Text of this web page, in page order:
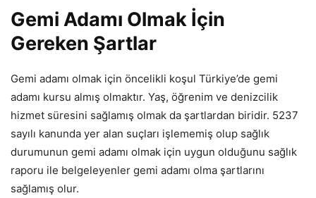
Gemi Adamı Olmak İçin
Gereken Şartlar
Gemi adamı olmak için öncelikli koşul Türkiye’de gemi
adamı kursu almış olmaktır. Yaş, öğrenim ve denizcilik
hizmet süresini sağlamış olmak da şartlardan biridir. 5237
sayılı kanunda yer alan suçları işlememiş olup sağlık
durumunun gemi adamı olmak için uygun olduğunu sağlık
raporu ile belgeleyenler gemi adamı olma şartlarını
sağlamış olur.